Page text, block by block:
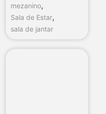
mezanino,
Sala de Estar,
sala de jantar